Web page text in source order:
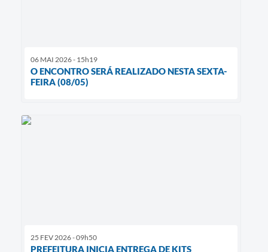
06 MAI 2026 - 15h19
O ENCONTRO SERÁ REALIZADO NESTA SEXTA-
FEIRA (08/05)
25 FEV 2026 - 09h50
PREFEITURA INICIA ENTREGA DE KITS